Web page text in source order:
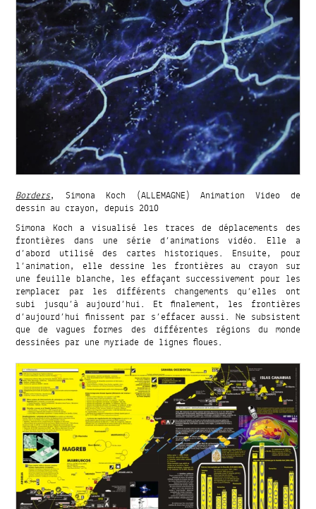
Borders, Simona Koch (ALLEMAGNE) Animation Video de
dessin au crayon, depuis 2010
Simona Koch a visualisé les traces de déplacements des
frontières dans une série d’animations vidéo. Elle a
d’abord utilisé des cartes historiques. Ensuite, pour
l’animation, elle dessine les frontières au crayon sur
une feuille blanche, les effaçant successivement pour les
remplacer par les différents changements qu’elles ont
subi jusqu’à aujourd’hui. Et finalement, les frontières
d’aujourd’hui finissent par s’effacer aussi. Ne subsistent
que de vagues formes des différentes régions du monde
dessinées par une myriade de lignes floues.